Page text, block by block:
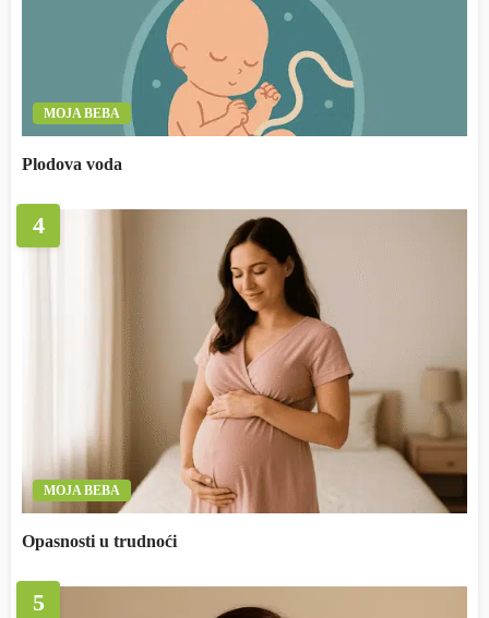
MOJA BEBA
Plodova voda
4
MOJA BEBA
Opasnosti u trudnoći
5